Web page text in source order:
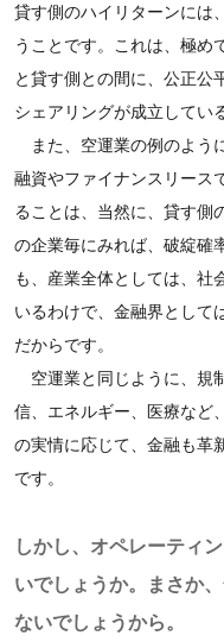
貸す側のハイリターンには
うことです。これは、極め
と貸す側との間に、公正公
シェアリングが成立してい
また、空運業の例のよう
融資やファイナンスリース
ることは、当然に、貸す側
の企業毎にみれば、破綻確
も、産業全体としては、社
いるわけで、金融界として
だからです。
空運業と同じように、規
信、エネルギー、医療など
の実情に応じて、金融も革
です。
しかし、オペレーティ
いでしょうか。まさか
ないでしょうから。